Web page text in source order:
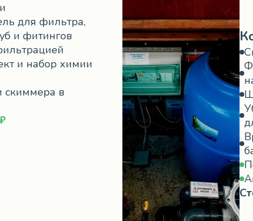
для фильтра,
и фитингов
и набор химии
скиммера в